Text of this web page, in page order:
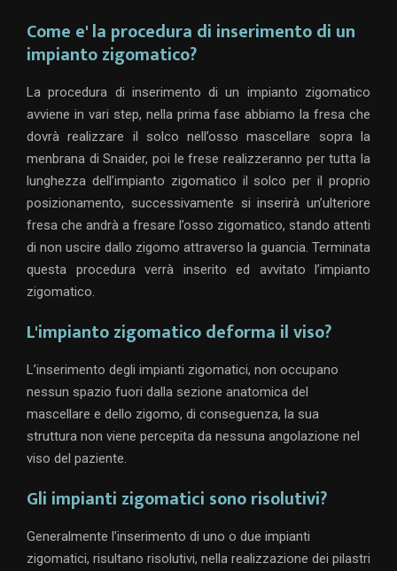
Come e' la procedura di inserimento di un
impianto zigomatico?
La procedura di inserimento di un impianto zigomatico
avviene in vari step, nella prima fase abbiamo la fresa che
dovrà realizzare il solco nell’osso mascellare sopra la
menbrana di Snaider, poi le frese realizzeranno per tutta la
lunghezza dell’impianto zigomatico il solco per il proprio
posizionamento, successivamente si inserirà un’ulteriore
fresa che andrà a fresare l’osso zigomatico, stando attenti
di non uscire dallo zigomo attraverso la guancia. Terminata
questa procedura verrà inserito ed avvitato l’impianto
zigomatico.
L'impianto zigomatico deforma il viso?
L’inserimento degli impianti zigomatici, non occupano
nessun spazio fuori dalla sezione anatomica del
mascellare e dello zigomo, di conseguenza, la sua
struttura non viene percepita da nessuna angolazione nel
viso del paziente.
Gli impianti zigomatici sono risolutivi?
Generalmente l’inserimento di uno o due impianti
zigomatici, risultano risolutivi, nella realizzazione dei pilastri